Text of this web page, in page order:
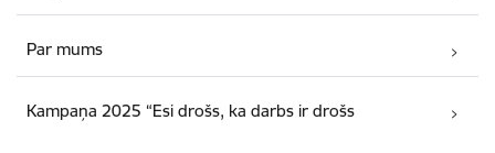
Par mums
Kampaņa 2025 “Esi drošs, ka darbs ir drošs